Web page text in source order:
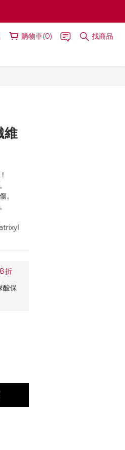
購物車(0)
找商品
維
。
折
酸保